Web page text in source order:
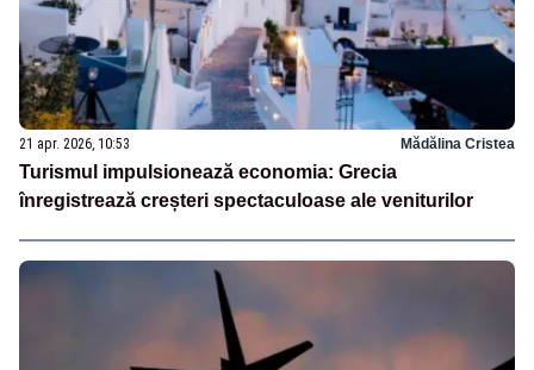
21 apr. 2026, 10:53 Mădălina Cristea
Turismul impulsionează economia: Grecia
înregistrează creșteri spectaculoase ale veniturilor